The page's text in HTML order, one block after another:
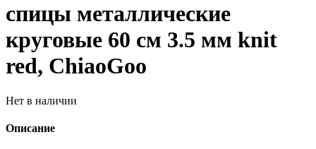
спицы металлические
круговые 60 см 3.5 мм knit
red, ChiaoGoo
Нет в наличии
Описание